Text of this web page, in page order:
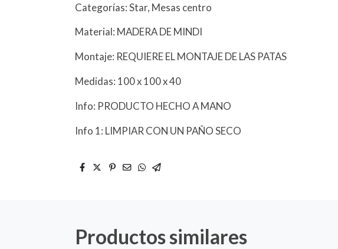
Categorías: Star, Mesas centro
Material: MADERA DE MINDI
Montaje: REQUIERE EL MONTAJE DE LAS PATAS
Medidas: 100 x 100 x 40
Info: PRODUCTO HECHO A MANO
Info 1: LIMPIAR CON UN PAÑO SECO
Productos similares